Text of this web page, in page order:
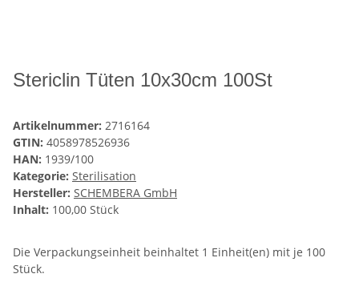
Stericlin Tüten 10x30cm 100St
Artikelnummer: 2716164
GTIN: 4058978526936
HAN: 1939/100
Kategorie: Sterilisation
Hersteller: SCHEMBERA GmbH
Inhalt: 100,00 Stück
Die Verpackungseinheit beinhaltet 1 Einheit(en) mit je 100
Stück.